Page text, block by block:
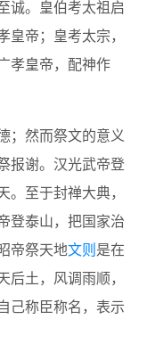
诚。皇伯考太祖启
皇帝；皇考太宗，
孝皇帝，配神作
；然而祭文的意义
报谢。汉光武帝登
。至于封禅大典，
登泰山，把国家治
帝祭天地文则 是在
后土，风调雨顺，
己称臣称名，表示